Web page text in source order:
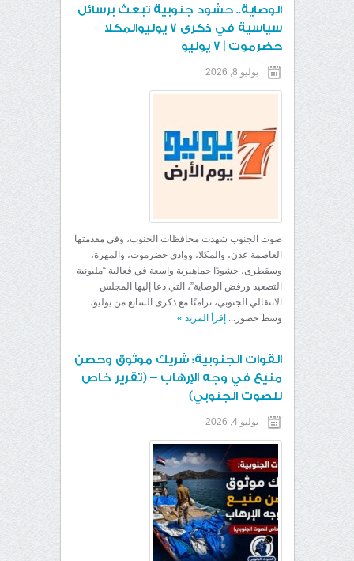
الوصاية.. حشود جنوبية تبعث برسائل
سياسية في ذكرى 7 يوليوالمكلا –
حضرموت | 7 يوليو
يوليو 8, 2026
صوت الجنوب شهدت محافظات الجنوب، وفي مقدمتها
العاصمة عدن، والمكلا، ووادي حضرموت، والمهرة،
وسقطرى، حشودًا جماهيرية واسعة في فعالية “مليونية
التصعيد ورفض الوصاية”، التي دعا إليها المجلس
الانتقالي الجنوبي، تزامنًا مع ذكرى السابع من يوليو،
وسط حضور... إقرأ المزيد »
القوات الجنوبية: شريك موثوق وحصن
منيع في وجه الإرهاب – (تقرير خاص
للصوت الجنوبي)
يوليو 4, 2026